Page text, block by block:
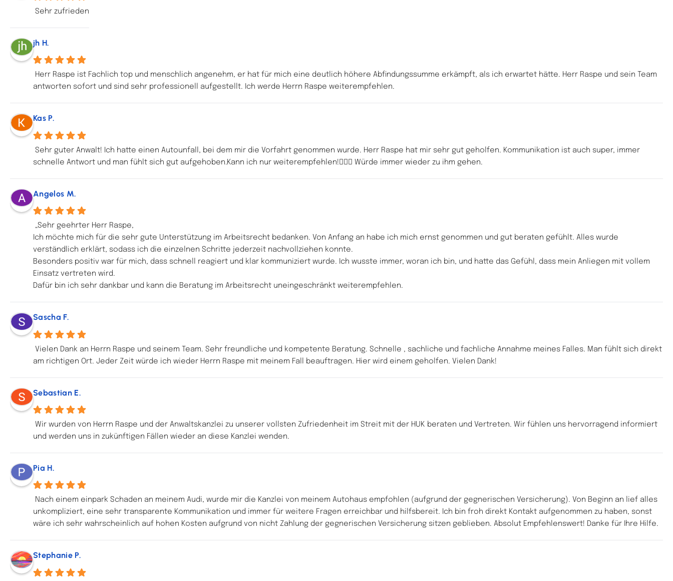
Sehr zufrieden
jh H.
Herr Raspe ist Fachlich top und menschlich angenehm, er hat für mich eine deutlich höhere Abfindungssumme erkämpft, als ich erwartet hätte. Herr Raspe und sein Team
antworten sofort und sind sehr professionell aufgestellt. Ich werde Herrn Raspe weiterempfehlen.
Kas P.
Sehr guter Anwalt! Ich hatte einen Autounfall, bei dem mir die Vorfahrt genommen wurde. Herr Raspe hat mir sehr gut geholfen. Kommunikation ist auch super, immer
schnelle Antwort und man fühlt sich gut aufgehoben.Kann ich nur weiterempfehlen!👍🏼😊 Würde immer wieder zu ihm gehen.
Angelos M.
„Sehr geehrter Herr Raspe,
Ich möchte mich für die sehr gute Unterstützung im Arbeitsrecht bedanken. Von Anfang an habe ich mich ernst genommen und gut beraten gefühlt. Alles wurde
verständlich erklärt, sodass ich die einzelnen Schritte jederzeit nachvollziehen konnte.
Besonders positiv war für mich, dass schnell reagiert und klar kommuniziert wurde. Ich wusste immer, woran ich bin, und hatte das Gefühl, dass mein Anliegen mit vollem
Einsatz vertreten wird.
Dafür bin ich sehr dankbar und kann die Beratung im Arbeitsrecht uneingeschränkt weiterempfehlen.
Sascha F.
Vielen Dank an Herrn Raspe und seinem Team. Sehr freundliche und kompetente Beratung. Schnelle , sachliche und fachliche Annahme meines Falles. Man fühlt sich direkt
am richtigen Ort. Jeder Zeit würde ich wieder Herrn Raspe mit meinem Fall beauftragen. Hier wird einem geholfen. Vielen Dank!
Sebastian E.
Wir wurden von Herrn Raspe und der Anwaltskanzlei zu unserer vollsten Zufriedenheit im Streit mit der HUK beraten und Vertreten. Wir fühlen uns hervorragend informiert
und werden uns in zukünftigen Fällen wieder an diese Kanzlei wenden.
Pia H.
Nach einem einpark Schaden an meinem Audi, wurde mir die Kanzlei von meinem Autohaus empfohlen (aufgrund der gegnerischen Versicherung). Von Beginn an lief alles
unkompliziert, eine sehr transparente Kommunikation und immer für weitere Fragen erreichbar und hilfsbereit. Ich bin froh direkt Kontakt aufgenommen zu haben, sonst
wäre ich sehr wahrscheinlich auf hohen Kosten aufgrund von nicht Zahlung der gegnerischen Versicherung sitzen geblieben. Absolut Empfehlenswert! Danke für Ihre Hilfe.
Stephanie P.